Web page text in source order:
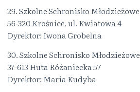
29. Szkolne Schronisko Młodzieżowe
56-320 Krośnice, ul. Kwiatowa 4
Dyrektor: Iwona Grobelna
30. Szkolne Schronisko Młodzieżowe
37-613 Huta Różaniecka 57
Dyrektor: Maria Kudyba